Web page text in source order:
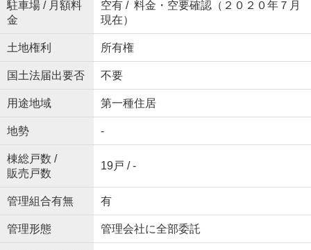
駐車場 / 月額料
金
空有 / 料金・空要確認（２０２０年７月
現在）
土地権利 所有権
国土法届出要否 不要
用途地域 第一種住居
地勢 -
棟総戸数 /
販売戸数
19戸 / -
管理組合有無 有
管理形態 管理会社に全部委託